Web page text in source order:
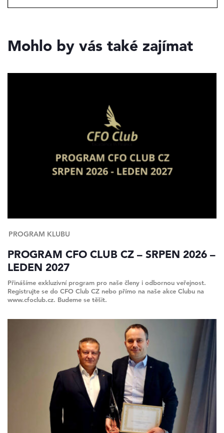
Mohlo by vás také zajímat
PROGRAM KLUBU
PROGRAM CFO CLUB CZ – SRPEN 2026 –
LEDEN 2027
Přinášíme exkluzivní program pro naše členy i odbornou veřejnost.
Registrujte se do CFO Club CZ nebo přímo na naše akce Clubu na
www.cfoclub.cz. Budeme se těšit.